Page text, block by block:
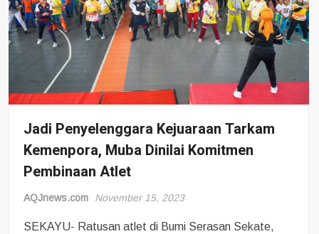
Jadi Penyelenggara Kejuaraan Tarkam
Kemenpora, Muba Dinilai Komitmen
Pembinaan Atlet
AQJnews.com November 15, 2023
SEKAYU- Ratusan atlet di Bumi Serasan Sekate,